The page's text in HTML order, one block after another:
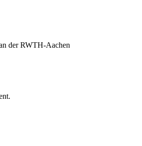
der RWTH-Aachen